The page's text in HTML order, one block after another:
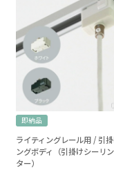
即納品
ライティングレール用 / 引
ングボディ（引掛けシーリ
ター）